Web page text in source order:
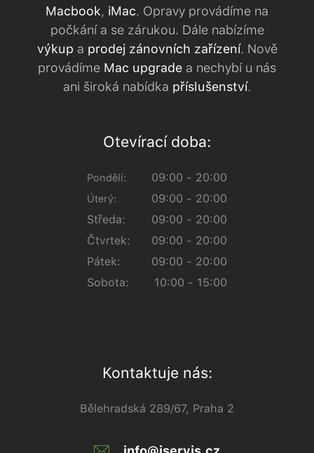
Macbook, iMac. Opravy provádíme na
počkání a se zárukou. Dále nabízíme
výkup a prodej zánovních zařízení. Nově
provádíme Mac upgrade a nechybí u nás
ani široká nabídka příslušenství.
Otevírací doba:
Pondělí:
Úterý:
Středa:
Čtvrtek:
Pátek:
Sobota:
09:00 - 20:00
09:00 - 20:00
09:00 - 20:00
09:00 - 20:00
09:00 - 20:00
10:00 - 15:00
Kontaktuje nás:
Bělehradská 289/67, Praha 2